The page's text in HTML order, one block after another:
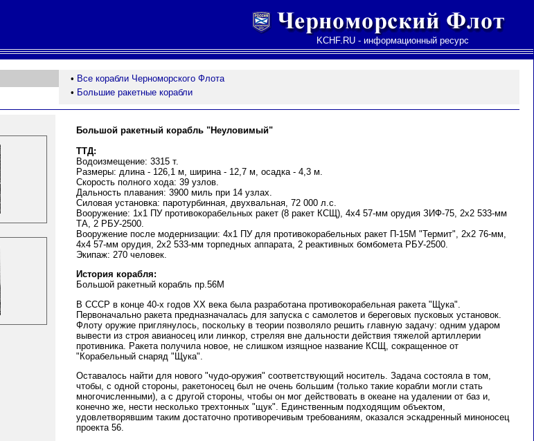
KCHF.RU - информационный ресурс
• Все корабли Черноморского Флота
• Большие ракетные корабли
Большой ракетный корабль "Неуловимый"
ТТД:
Водоизмещение: 3315 т.
Размеры: длина - 126,1 м, ширина - 12,7 м, осадка - 4,3 м.
Скорость полного хода: 39 узлов.
Дальность плавания: 3900 миль при 14 узлах.
Силовая установка: паротурбинная, двухвальная, 72 000 л.с.
Вооружение: 1х1 ПУ противокорабельных ракет (8 ракет КСЩ), 4х4 57-мм орудия ЗИФ-75, 2х2 533-мм
ТА, 2 РБУ-2500.
Вооружение после модернизации: 4х1 ПУ для противокорабельных ракет П-15М "Термит", 2х2 76-мм,
4х4 57-мм орудия, 2х2 533-мм торпедных аппарата, 2 реактивных бомбомета РБУ-2500.
Экипаж: 270 человек.
История корабля:
Большой ракетный корабль пр.56М
В СССР в конце 40-х годов ХХ века была разработана противокорабельная ракета "Щука".
Первоначально ракета предназначалась для запуска с самолетов и береговых пусковых установок.
Флоту оружие приглянулось, поскольку в теории позволяло решить главную задачу: одним ударом
вывести из строя авианосец или линкор, стреляя вне дальности действия тяжелой артиллерии
противника. Ракета получила новое, не слишком изящное название КСЩ, сокращенное от
"Корабельный снаряд "Щука".
Оставалось найти для нового "чудо-оружия" соответствующий носитель. Задача состояла в том,
чтобы, с одной стороны, ракетоносец был не очень большим (только такие корабли могли стать
многочисленными), а с другой стороны, чтобы он мог действовать в океане на удалении от баз и,
конечно же, нести несколько трехтонных "щук". Единственным подходящим объектом,
удовлетворявшим таким достаточно противоречивым требованиям, оказался эскадренный миноносец
проекта 56.